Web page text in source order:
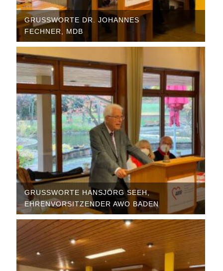
GRUSSWORTE DR. JOHANNES F
ECHNER, MDB
GRUSSWORTE HANSJÖRG SEEH, E
HRENVORSITZENDER AWO BADEN